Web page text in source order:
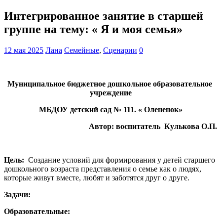
Интегрированное занятие в старшей
группе на тему: « Я и моя семья»
12 мая 2025 Лана Семейные, Сценарии 0
Муниципальное бюджетное дошкольное образовательное
учреждение
МБДОУ детский сад № 111. « Олененок»
Автор: воспитатель Кулькова О.П.
Цель: Создание условий для формирования у детей старшего
дошкольного возраста представления о семье как о людях,
которые живут вместе, любят и заботятся друг о друге.
Задачи:
Образовательные: